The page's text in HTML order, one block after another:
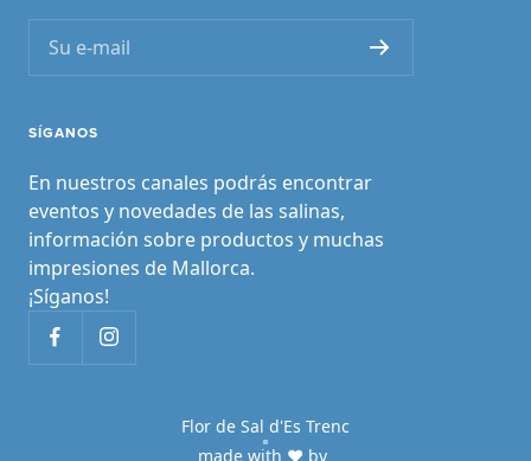
Su e-mail
SÍGANOS
En nuestros canales podrás encontrar
eventos y novedades de las salinas,
información sobre productos y muchas
impresiones de Mallorca.
¡Síganos!
Flor de Sal d'Es Trenc
made with ♥ by